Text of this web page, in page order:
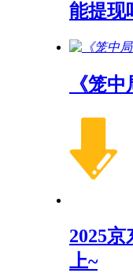
能提现
《笼
2025
上~